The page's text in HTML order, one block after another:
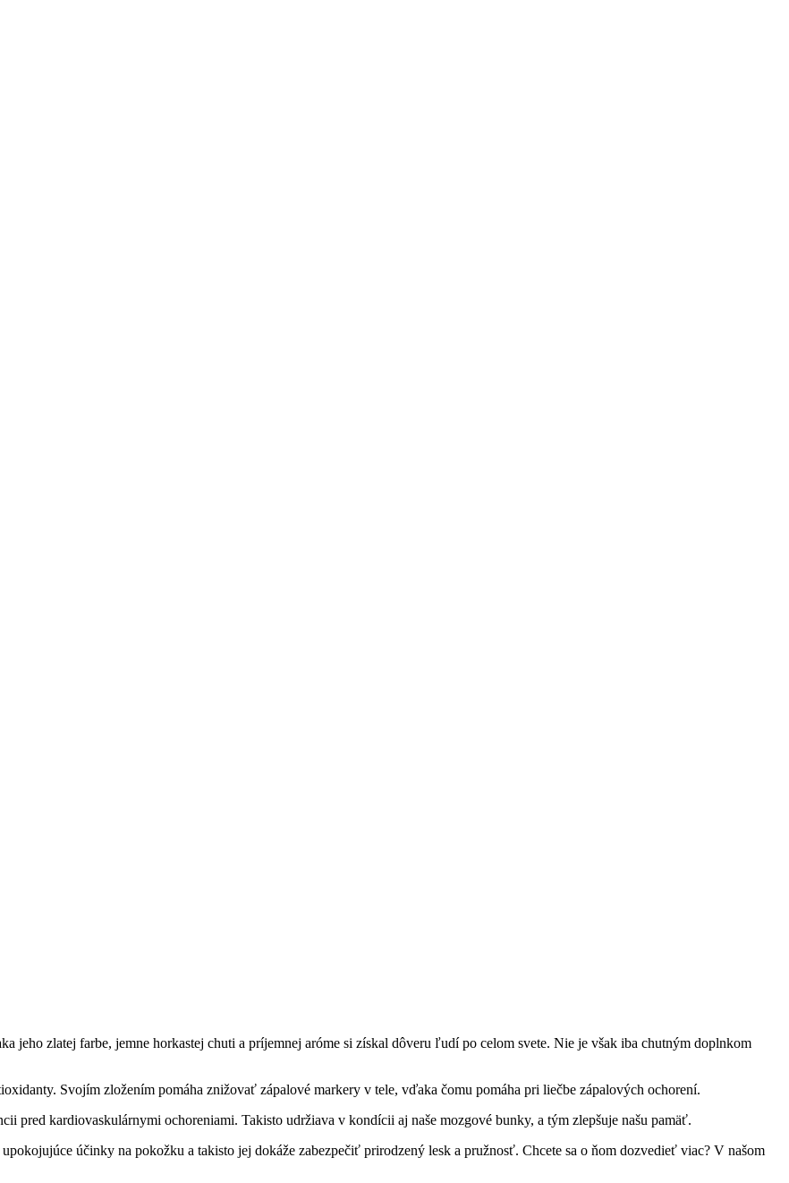
zlatej farbe, jemne horkastej chuti a príjemnej aróme si získal dôveru ľudí po celom svete. Nie je však iba chutným doplnkom
Svojím zložením pomáha znižovať zápalové markery v tele, vďaka čomu pomáha pri liečbe zápalových ochorení.
pred kardiovaskulárnymi ochoreniami. Takisto udržiava v kondícii aj naše mozgové bunky, a tým zlepšuje našu pamäť.
účinky na pokožku a takisto jej dokáže zabezpečiť prirodzený lesk a pružnosť. Chcete sa o ňom dozvedieť viac? V našom